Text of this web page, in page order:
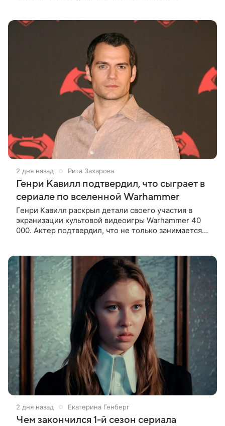
2 дня назад Рита Захарова
Генри Кавилл подтвердил, что сыграет в
сериале по вселенной Warhammer
Генри Кавилл раскрыл детали своего участия в
экранизации культовой видеоигры Warhammer 40
000. Актер подтвердил, что не только занимается
2 дня назад Екатерина Генберг
Чем закончился 1-й сезон сериала